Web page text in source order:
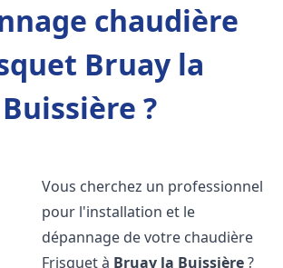
chaudière
Bruay la
Buissière ?
Vous cherchez un professionnel
pour l'installation et le
dépannage de votre chaudière
Frisquet à Bruay la Buissière?